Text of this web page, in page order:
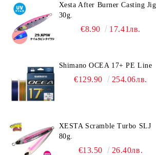
Xesta After Burner Casting Jig
30g.
€8.90 17.41лв.
Shimano OCEA 17+ PE Line
€129.90 254.06лв.
XESTA Scramble Turbo SLJ
80g.
€13.50 26.40лв.